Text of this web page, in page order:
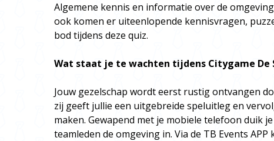
Algemene kennis en informatie over de
ook komen er uiteenlopende kennisvragen,
bod tijdens deze quiz.
Wat staat je te wachten tijdens Citygame De
Jouw gezelschap wordt eerst rustig ontvangen
zij geeft jullie een uitgebreide speluitleg en
maken. Gewapend met je mobiele telefoon duik
teamleden de omgeving in. Via de TB Events